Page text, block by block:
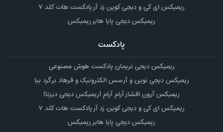
ریمیکس ای کی و دیجی کوین زد آر پادکست هات کلد ۷
ریمیکس دیجی پایا هابر ریمیکس
پادکست
ریمیکس دیجی نریمان پادکست هوش مصنوعی
ریمیکس دیجی نوین و آرسس الکترونیک و فرهاد برگرد بیا
ریمیکس آرون افشار آرام آرام (ریمیکس دیجی دیزنا)
ریمیکس ای کی و دیجی کوین زد آر پادکست هات کلد ۷
ریمیکس دیجی پایا هابر ریمیکس